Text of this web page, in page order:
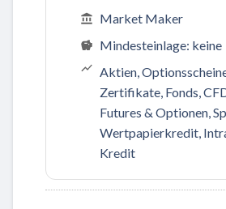
Market Maker
Mindesteinlage: keine
Aktien,
Zertifikate, Fonds,
Futures & Optionen,
Wertpapierkredit,
Kredit